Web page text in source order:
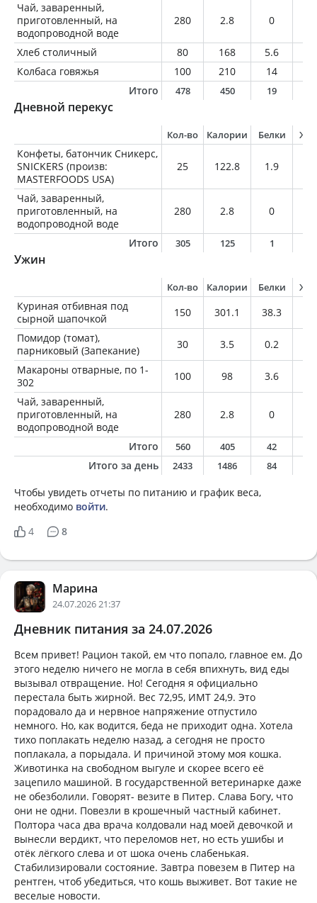
Чай, заваренный,
приготовленный, на
водопроводной воде
280 2.8 0
Хлеб столичный 80 168 5.6
Колбаса говяжья
100 210 14
Итого
478 450 19
Дневной перекус
Кол-во Калории Белки
Конфеты, батончик Сникерс,
SNICKERS (произв:
MASTERFOODS USA)
25 122.8 1.9
Чай, заваренный,
приготовленный, на
водопроводной воде
280 2.8 0
Итого 305 125 1
Ужин
Кол-во Калории Белки
Куриная отбивная под
сырной шапочкой
150 301.1 38.3
Помидор (томат),
парниковый (Запекание)
30 3.5 0.2
Макароны отварные, по 1-
302
100 98 3.6
Чай, заваренный,
приготовленный, на
водопроводной воде
280 2.8 0
Итого 560 405 42
Итого за день 2433 1486 84
Чтобы увидеть отчеты по питанию и график веса,
необходимо войти.
4
8
Марина
24.07.2026 21:37
Дневник питания за 24.07.2026
Всем привет! Рацион такой, ем что попало, главное ем. До
этого неделю ничего не могла в себя впихнуть, вид еды
вызывал отвращение. Но! Сегодня я официально
перестала быть жирной. Вес 72,95, ИМТ 24,9. Это
порадовало да и нервное напряжение отпустило
немного. Но, как водится, беда не приходит одна. Хотела
тихо поплакать неделю назад, а сегодня не просто
поплакала, а порыдала. И причиной этому моя кошка.
Животинка на свободном выгуле и скорее всего её
зацепило машиной. В государственной ветеринарке даже
не обезболили. Говорят- везите в Питер. Слава Богу, что
они не одни. Повезли в крошечный частный кабинет.
Полтора часа два врача колдовали над моей девочкой и
вынесли вердикт, что переломов нет, но есть ушибы и
отёк лёгкого слева и от шока очень слабенькая.
Стабилизировали состояние. Завтра повезем в Питер на
рентген, чтоб убедиться, что кошь выживет. Вот такие не
веселые новости.